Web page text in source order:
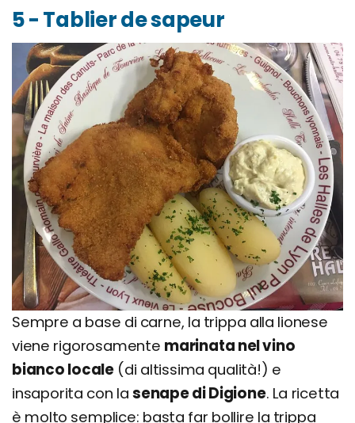
5 - Tablier de sapeur
Sempre a base di carne, la trippa alla lionese
viene rigorosamente marinata nel vino
bianco locale(di altissima qualità!) e
insaporita con la senape di Digione. La ricetta
è molto semplice: basta far bollire la trippa